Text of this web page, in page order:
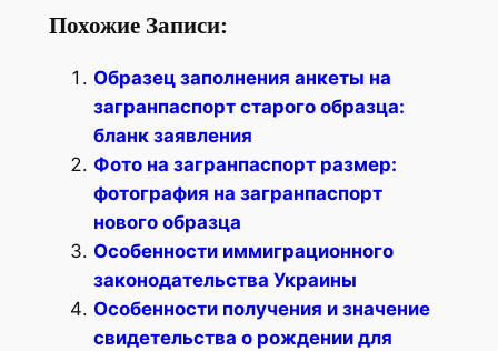
Похожие Записи:
Образец заполнения анкеты на
загранпаспорт старого образца:
бланк заявления
Фото на загранпаспорт размер:
фотография на загранпаспорт
нового образца
Особенности иммиграционного
законодательства Украины
Особенности получения и значение
свидетельства о рождении для